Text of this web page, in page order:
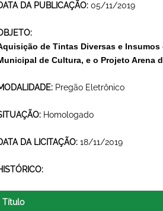
DA PUBLICAÇÃO: 05/11/2019
de Tintas Diversas e
de Cultura, e o Projeto Arena
Pregão Eletrônico
Homologado
DA LICITAÇÃO: 18/11/2019
Título